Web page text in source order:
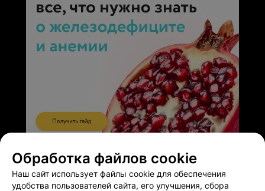
Обработка файлов cookie
Наш сайт использует файлы cookie для обеспечения
удобства пользователей сайта, его улучшения, сбора